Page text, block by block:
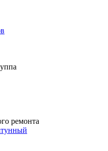
ремонта